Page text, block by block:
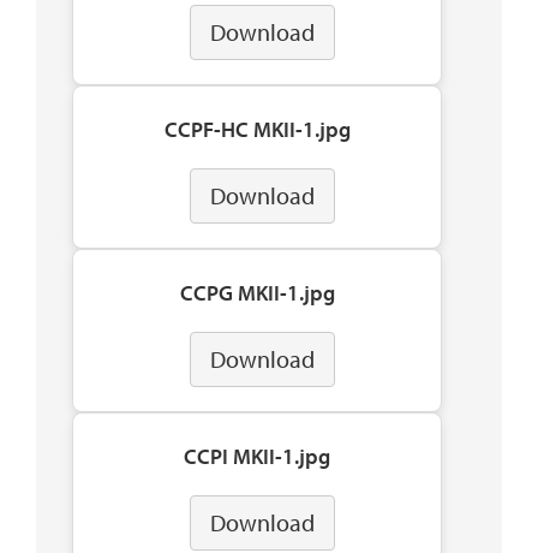
Download
CCPF-HC MKII-1.jpg
Download
CCPG MKII-1.jpg
Download
CCPI MKII-1.jpg
Download